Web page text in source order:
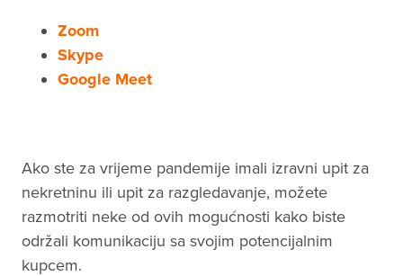
Zoom
Skype
Google Meet
Ako ste za vrijeme pandemije imali izravni upit za
nekretninu ili upit za razgledavanje, možete
razmotriti neke od ovih mogućnosti kako biste
održali komunikaciju sa svojim potencijalnim
kupcem.